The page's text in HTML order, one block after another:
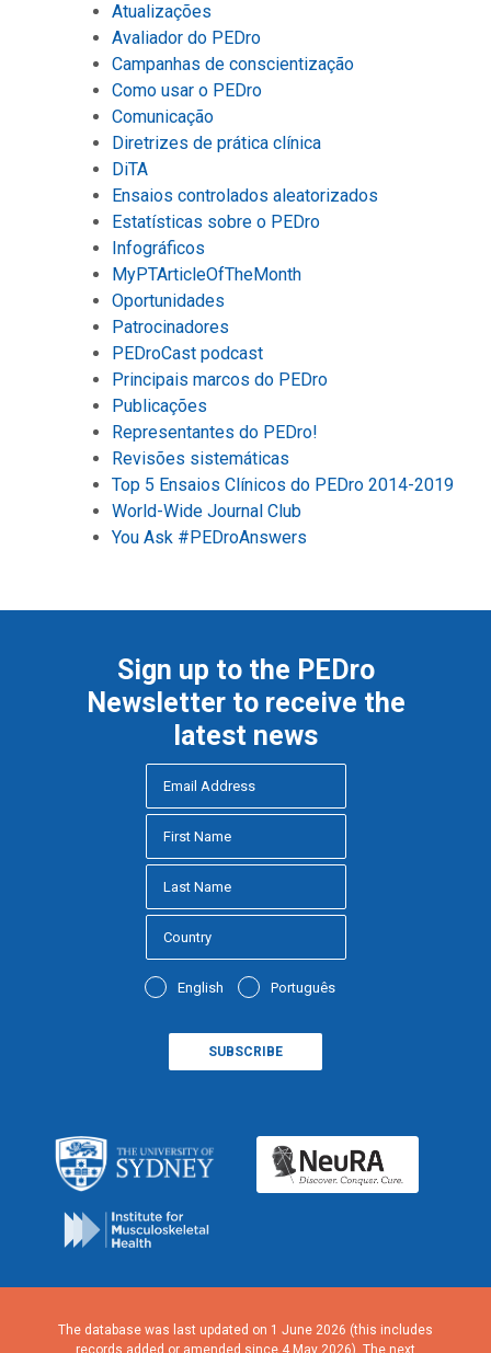
Atualizações
Avaliador do PEDro
Campanhas de conscientização
Como usar o PEDro
Comunicação
Diretrizes de prática clínica
DiTA
Ensaios controlados aleatorizados
Estatísticas sobre o PEDro
Infográficos
MyPTArticleOfTheMonth
Oportunidades
Patrocinadores
PEDroCast podcast
Principais marcos do PEDro
Publicações
Representantes do PEDro!
Revisões sistemáticas
Top 5 Ensaios Clínicos do PEDro 2014-2019
World-Wide Journal Club
You Ask #PEDroAnswers
Sign up to the PEDro
Newsletter to receive the
latest news
English Português
The database was last updated on 1 June 2026 (this includes
records added or amended since 4 May 2026). The next